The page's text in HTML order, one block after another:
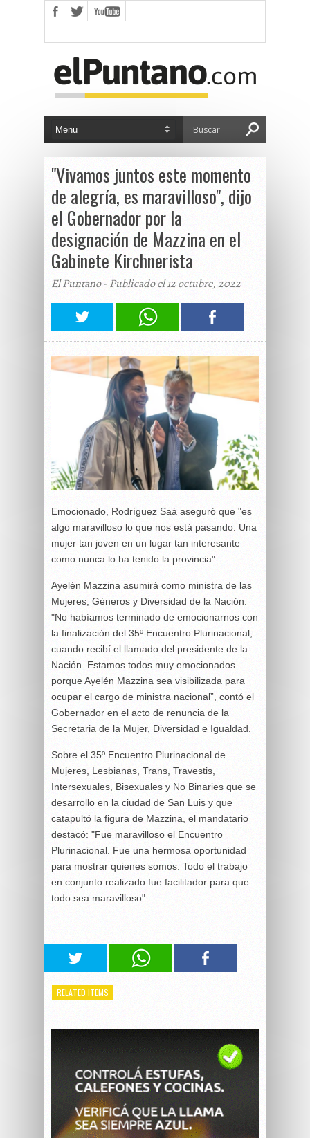
"Vivamos juntos este momento
de alegría, es maravilloso", dijo
el Gobernador por la
designación de Mazzina en el
Gabinete Kirchnerista
El Puntano - Publicado el 12 octubre, 2022
Emocionado, Rodríguez Saá aseguró que "es
algo maravilloso lo que nos está pasando. Una
mujer tan joven en un lugar tan interesante
como nunca lo ha tenido la provincia".
Ayelén Mazzina asumirá como ministra de las
Mujeres, Géneros y Diversidad de la Nación.
"No habíamos terminado de emocionarnos con
la finalización del 35º Encuentro Plurinacional,
cuando recibí el llamado del presidente de la
Nación. Estamos todos muy emocionados
porque Ayelén Mazzina sea visibilizada para
ocupar el cargo de ministra nacional”, contó el
Gobernador en el acto de renuncia de la
Secretaria de la Mujer, Diversidad e Igualdad.
Sobre el 35º Encuentro Plurinacional de
Mujeres, Lesbianas, Trans, Travestis,
Intersexuales, Bisexuales y No Binaries que se
desarrollo en la ciudad de San Luis y que
catapultó la figura de Mazzina, el mandatario
destacó: "Fue maravilloso el Encuentro
Plurinacional. Fue una hermosa oportunidad
para mostrar quienes somos. Todo el trabajo
en conjunto realizado fue facilitador para que
todo sea maravilloso".
RELATED ITEMS